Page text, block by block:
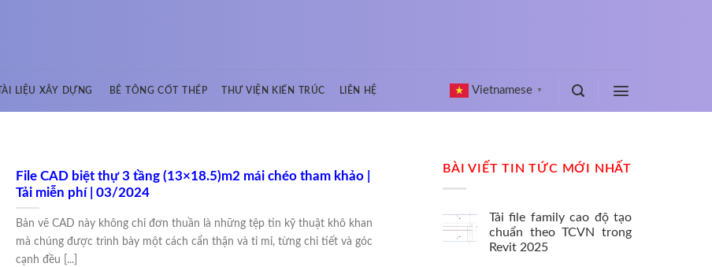
TÀI LIỆU XÂY DỰNG BÊ TÔNG CỐT THÉP THƯ VIỆN KIẾN TRÚC LIÊN HỆ Vietnamese ▼
File CAD biệt thự 3 tầng (13×18.5)m2 mái chéo tham khảo |
Tải miễn phí | 03/2024
Bản vẽ CAD này không chỉ đơn thuần là những tệp tin kỹ thuật khô khan
mà chúng được trình bày một cách cẩn thận và tỉ mỉ, từng chi tiết và góc
cạnh đều [...]
BÀI VIẾT TIN TỨC MỚI NHẤT
Tải file family cao độ tạo
chuẩn theo TCVN trong
Revit 2025